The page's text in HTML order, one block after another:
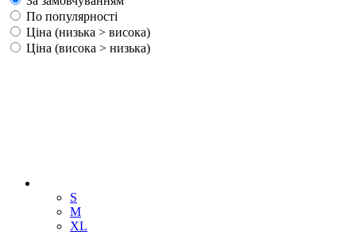
По популярності
Ціна (низька > висока)
Ціна (висока > низька)
S
M
XL